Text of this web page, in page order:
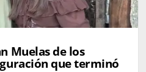
Muelas de los
que terminó